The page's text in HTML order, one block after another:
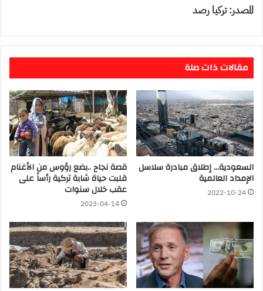
المصدر: تركيا رصد
مقالات ذات صلة
السعودية… إطلاق مبادرة سلاسل
الإمداد العالمية
2022-10-24
قصة نجاح ..بضع رؤوس من الأغنام
قلبت حياة شابة تركية رأساً على
عقب خلال سنوات
2023-04-14